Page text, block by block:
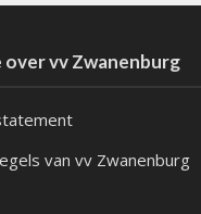
vv Zwanenburg
van vv Zwanenburg